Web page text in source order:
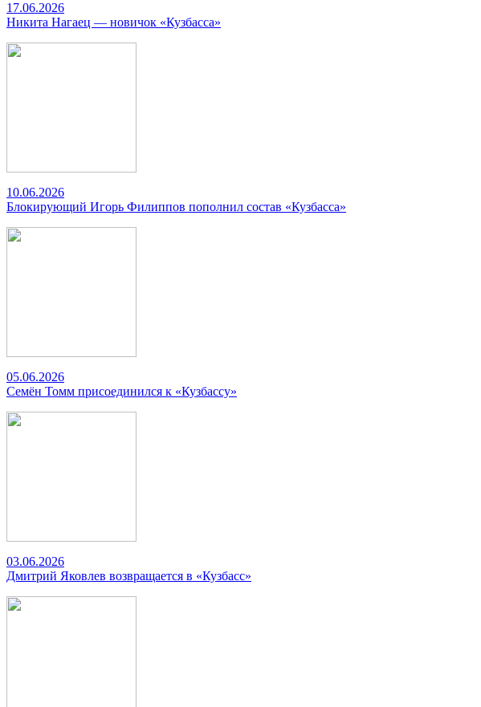
17.06.2026
Никита Нагаец — новичок «Кузбасса»
10.06.2026
Блокирующий Игорь Филиппов пополнил состав «Кузбасса»
05.06.2026
Семён Томм присоединился к «Кузбассу»
03.06.2026
Дмитрий Яковлев возвращается в «Кузбасс»